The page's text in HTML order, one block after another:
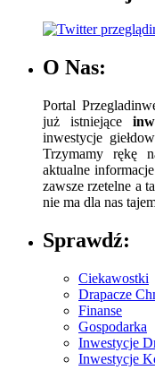
O Nas:
Portal
już istniejące
inwestycje
Trzymamy rękę
aktualne
zawsze rzetelne a
nie ma dla nas
Sprawdź:
Ciekawostki
Drapacze
Finanse
Gospodarka
Inwestycje
Inwestycje